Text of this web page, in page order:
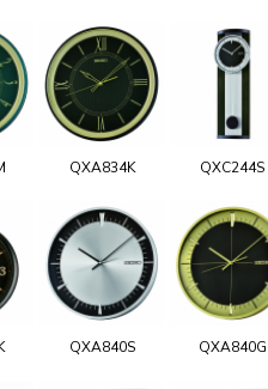
QXA834K QXC244S
QXA840S QXA840G